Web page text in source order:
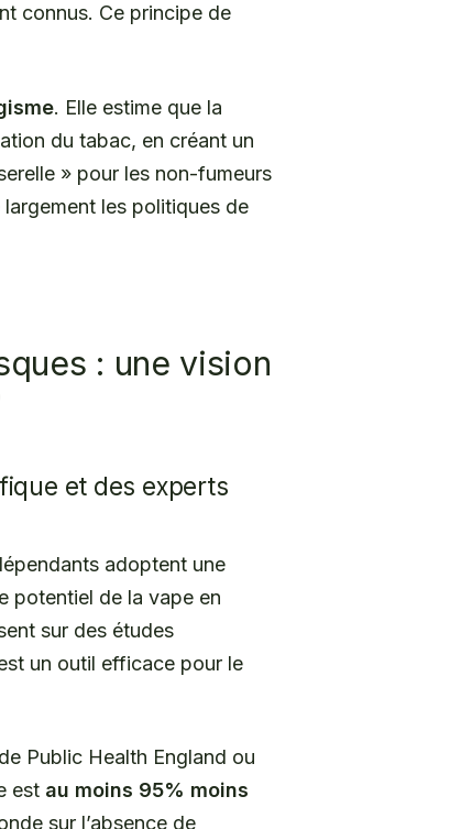
connus. Ce principe de
. Elle estime que la
du tabac, en créant un
» pour les non-fumeurs
les politiques de
: une vision
et des experts
adoptent une
potentiel de la vape en
sur des études
un outil efficace pour le
Public Health England ou
est au moins 95% moins
sur l’absence de